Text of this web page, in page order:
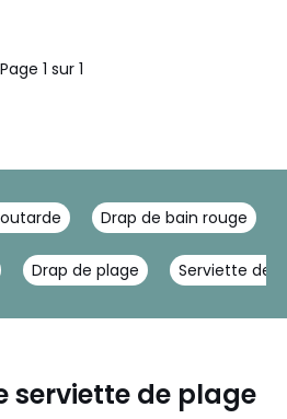
Page 1 sur 1
Drap de bain rouge
Drap de plage Serviette de
serviette de plage